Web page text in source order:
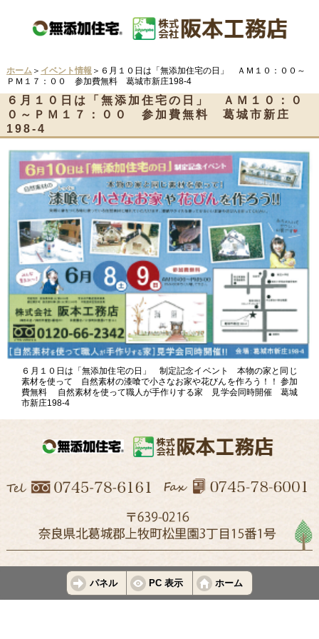
ホーム ＞ イベント情報 ＞６月１０日は「無添加住宅の日」 ＡＭ１０：００～
ＰＭ１７：００ 参加費無料 葛城市新庄198-4
６月１０日は「無添加住宅の日」 ＡＭ１０：０
０～ＰＭ１７：００ 参加費無料 葛城市新庄
198-4
６月１０日は「無添加住宅の日」 制定記念イベント 本物の家と同じ
素材を使って 自然素材の漆喰で小さなお家や花びんを作ろう！！ 参加
費無料 自然素材を使って職人が手作りする家 見学会同時開催 葛城
市新庄198-4
パネル PC 表示 ホーム